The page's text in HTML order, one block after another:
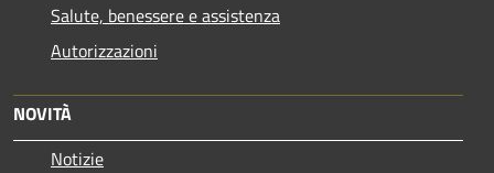
Salute, benessere e assistenza
Autorizzazioni
NOVITÀ
Notizie